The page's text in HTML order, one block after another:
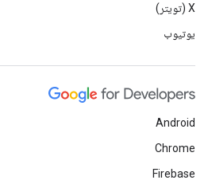
X (تویتر)
یوتیوب
Android
Chrome
Firebase